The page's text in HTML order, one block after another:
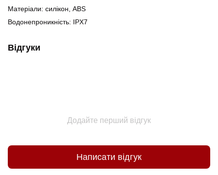
Матеріали: силікон, ABS
Водонепроникність: IPX7
Відгуки
Додайте перший відгук
Написати відгук